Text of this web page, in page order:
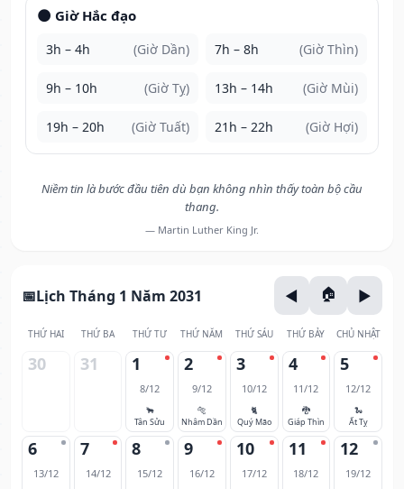
🌑 Giờ Hắc đạo
3h – 4h (Giờ Dần) 7h – 8h (Giờ Thìn)
9h – 10h (Giờ Tỵ) 13h – 14h (Giờ Mùi)
19h – 20h (Giờ Tuất) 21h – 22h (Giờ Hợi)
Niềm tin là bước đầu tiên dù bạn không nhìn thấy toàn bộ cầu
thang.
— Martin Luther King Jr.
Lịch Tháng 1 Năm 2031
THỨ HAI THỨ BA THỨ TƯ THỨ NĂM THỨ SÁU THỨ BẢY CHỦ NHẬT
30 31 1
8/12
🐂
Tân Sửu
2
9/12
🐅
Nhâm Dần
3
10/12
🐈
Quý Mão
4
11/12
🐉
Giáp Thìn
5
12/12
🐍
Ất Tỵ
6
13/12
7
14/12
8
15/12
9
16/12
10
17/12
11
18/12
12
19/12